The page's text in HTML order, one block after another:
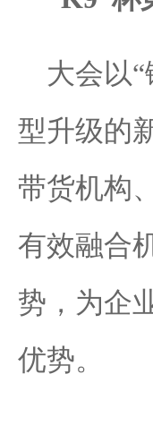
大会以
型升级的
带货机构
有效融合
势，为企
优势。